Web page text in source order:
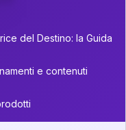
17
10
9
32.5-33.5
e
del Destino: la Guida
e contenuti